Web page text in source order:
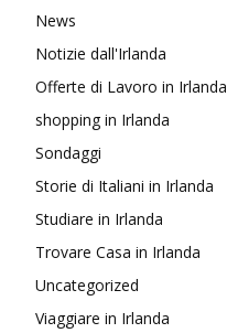
News
Notizie dall'Irlanda
Offerte di Lavoro in Irlanda
shopping in Irlanda
Sondaggi
Storie di Italiani in Irlanda
Studiare in Irlanda
Trovare Casa in Irlanda
Uncategorized
Viaggiare in Irlanda